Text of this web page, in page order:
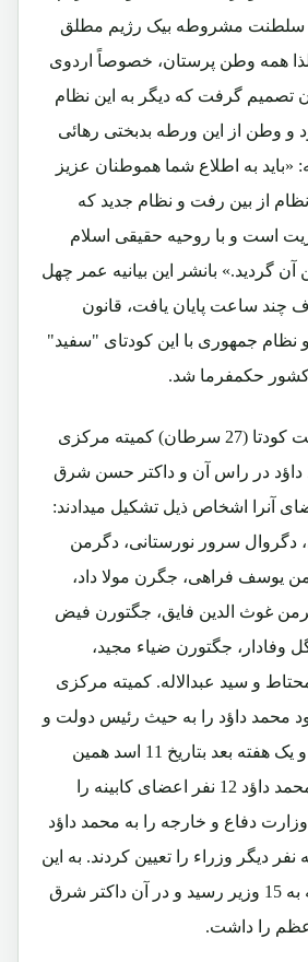
سلطنت مشروطه بیک رژیم مطلق
همه وطن پرستان،‌ خصوصاً اردوی
تصمیم گرفت که دیگر به این نظام
و وطن از این ورطه بدبختی رهائی
«باید به اطلاع شما هموطنان عزیز
از بین رفت و نظام جدید که
است و با روحیه حقیقی اسلام
گردید.» بانشر این بیانیه عمر چهل
ساعت پایان یافت، قانون
ملغی و نظام جمهوری با این کودتای "سفید"
حکمفرما شد.
یک روز بعد از موفقیت کودتا (27 سرطان) کمیته مرکزی
در راس آن و داکتر حسن شرق
آنرا اشخاص ذیل تشکیل میدادند:
دگروال سرور نورستانی، دگرمن
یوسف فراهی، جگرن مولا داد،
غوث الدین فایق، جگتورن فیض
وفادار، جگتورن ضیاء مجید،
و سید عبدالاله. کمیته مرکزی
محمد داؤد را به حیث رئیس دولت و
صدراعظم تائید کرد و یک هفته بعد بتاریخ 11 اسد همین
کمیته تحت ریاست محمد داؤد 12 نفر اعضای کابینه را
دفاع و خارجه را به محمد داؤد
دیگر وزراء را تعیین کردند. به این
اساس اعضای کابینه به 15 وزیر رسید و در آن داکتر شرق
را داشت.